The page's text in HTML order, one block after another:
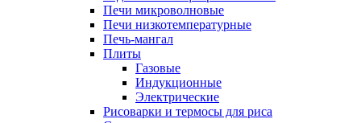
Печи микроволновые
Печи низкотемпературные
Печь-мангал
Плиты
Газовые
Индукционные
Электрические
Рисоварки и термосы для риса